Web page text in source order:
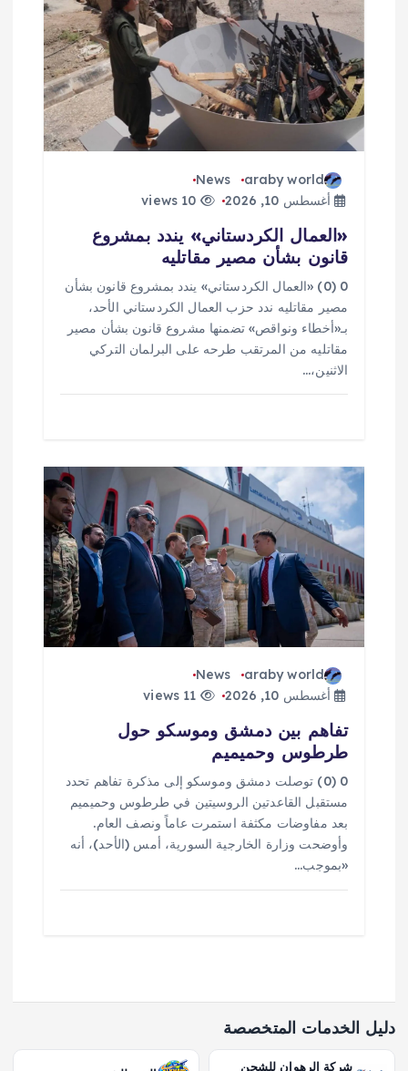
ت
araby world
News
أغسطس 10, 2026
«العمال الكردستاني» يندد بمشروع
قانون بشأن مصير مقاتليه
0 (0) «العمال الكردستاني» يندد بمشروع قانون بشأن
مصير مقاتليه ندد حزب العمال الكردستاني الأحد،
بـ«أخطاء ونواقص» تضمنها مشروع قانون بشأن مصير
مقاتليه من المرتقب طرحه على البرلمان التركي
الاثنين،…
araby world
News
أغسطس 10, 2026
تفاهم بين دمشق وموسكو حول
طرطوس وحميميم
0 (0) توصلت دمشق وموسكو إلى مذكرة تفاهم تحدد ​
مستقبل القاعدتين الروسيتين في طرطوس وحميميم
بعد مفاوضات مكثفة استمرت عاماً ونصف العام.
وأوضحت وزارة الخارجية السورية، أمس (الأحد)، أنه
«بموجب…
دليل الخدمات المتخصصة
شركة الرهوان للشحن